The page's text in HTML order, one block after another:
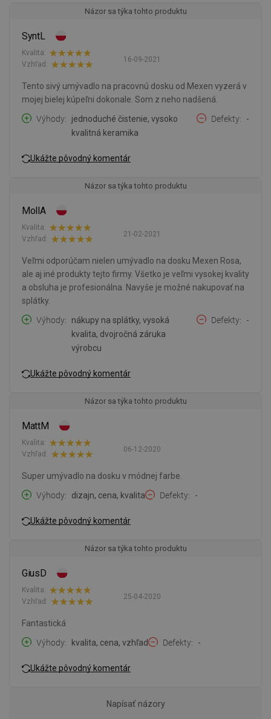
Názor sa týka tohto produktu
SyntL
16-09-2021
Kvalita:
Vzhľad:
Tento sivý umývadlo na pracovnú dosku od Mexen vyzerá v
mojej bielej kúpeľni dokonale. Som z neho nadšená.
Výhody
jednoduché čistenie, vysoko
kvalitná keramika
Defekty -
Ukážte pôvodný komentár
Názor sa týka tohto produktu
MollA
21-02-2021
Kvalita:
Vzhľad:
Veľmi odporúčam nielen umývadlo na dosku Mexen Rosa,
ale aj iné produkty tejto firmy. Všetko je veľmi vysokej kvality
a obsluha je profesionálna. Navyše je možné nakupovať na
splátky.
Výhody
nákupy na splátky, vysoká
kvalita, dvojročná záruka
výrobcu
Defekty -
Ukážte pôvodný komentár
Názor sa týka tohto produktu
MattM
06-12-2020
Kvalita:
Vzhľad:
Super umývadlo na dosku v módnej farbe.
Výhody
dizajn, cena, kvalita Defekty -
Ukážte pôvodný komentár
Názor sa týka tohto produktu
GiusD
25-04-2020
Kvalita:
Vzhľad:
Fantastická
Výhody
kvalita, cena, vzhľad Defekty -
Ukážte pôvodný komentár
Napísať názory